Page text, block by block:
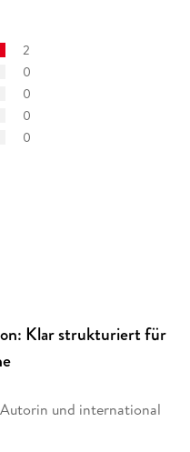
2
0
0
0
0
Klar strukturiert für
und international